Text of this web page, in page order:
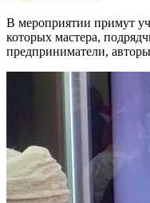
В мероприятии примут
которых мастера,
предприниматели,